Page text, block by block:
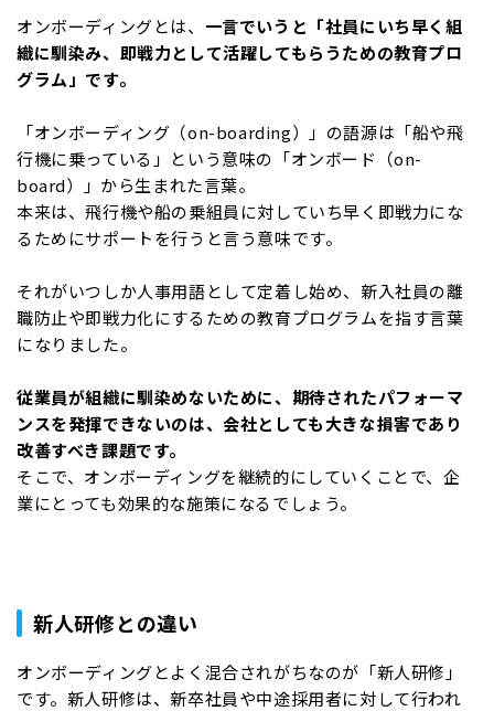
オンボーディングとは、 一言でいうと「社員にいち早く組
織に馴染み、即戦力として活躍してもらうための教育プロ
グラム」です。
「オンボーディング（on-boarding）」の語源は「船や飛
行機に乗っている」という意味の「オンボード（on-
board）」から生まれた言葉。
本来は、飛行機や船の乗組員に対していち早く即戦力にな
るためにサポートを行うと言う意味です。
それがいつしか人事用語として定着し始め、新入社員の離
職防止や即戦力化にするための教育プログラムを指す言葉
になりました。
従業員が組織に馴染めないために、期待されたパフォーマ
ンスを発揮できないのは、会社としても大きな損害であり
改善すべき課題です。
そこで、オンボーディングを継続的にしていくことで、企
業にとっても効果的な施策になるでしょう。
新人研修との違い
オンボーディングとよく混合されがちなのが「新人研修」
です。新人研修は、新卒社員や中途採用者に対して行われ